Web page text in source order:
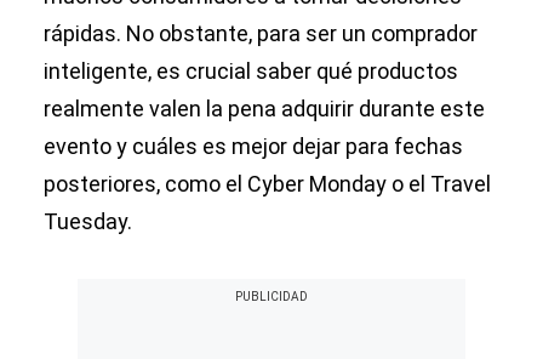
rápidas. No obstante, para ser un comprador
inteligente, es crucial saber qué productos
realmente valen la pena adquirir durante este
evento y cuáles es mejor dejar para fechas
posteriores, como el Cyber Monday o el Travel
Tuesday.